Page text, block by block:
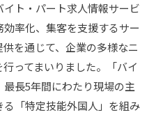
ト・パート求人情報サービ
率化、集客を支援するサー
を通じて、企業の多様なニ
ってまいりました。「バイ
最長5年間にわたり現場の主
「特定技能外国人」を組み